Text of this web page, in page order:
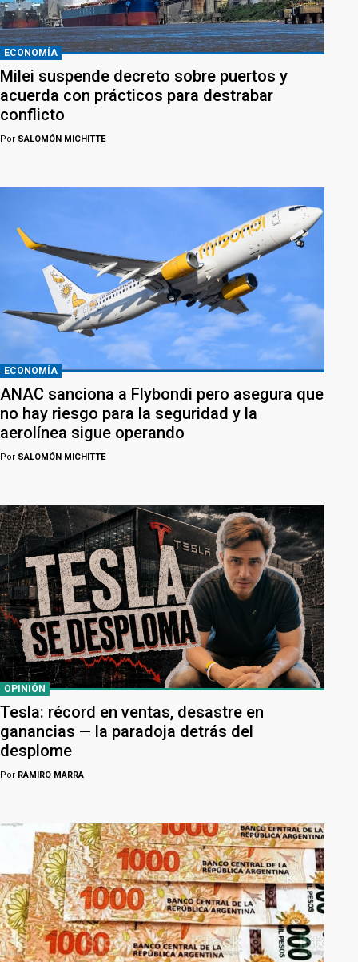
ECONOMÍA
Milei suspende decreto sobre puertos y
acuerda con prácticos para destrabar
conflicto
Por SALOMÓN MICHITTE
ECONOMÍA
ANAC sanciona a Flybondi pero asegura que
no hay riesgo para la seguridad y la
aerolínea sigue operando
Por SALOMÓN MICHITTE
OPINIÓN
Tesla: récord en ventas, desastre en
ganancias — la paradoja detrás del
desplome
Por RAMIRO MARRA